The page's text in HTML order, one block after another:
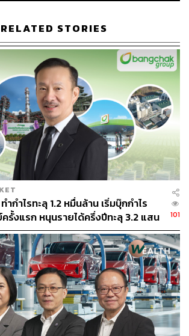
ม 2022
าศ เขียวเหลือ
th/
news/hong-kong/health-envir
3203077/coronavirus-hong-kong-lifts-
arrivals-city-ends-03-regime
Kong
เข้าประเทศของคนไทย
ประเทศ
155
RELATED STORIES
กำไรทะลุ 1.2 หมื่นล้าน เริ่มบุ๊กกำไร
ครั้งแรก หนุนรายได้ครึ่งปีทะลุ 3.2 แสน
101